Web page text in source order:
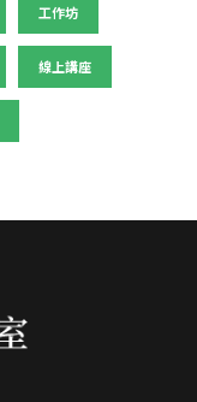
工作坊
線上講座